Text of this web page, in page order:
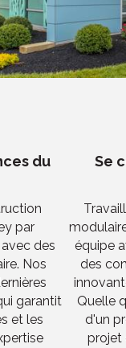
du
par
des
Nos
garantit
et les
Se
équipe
des
Quelle
d'un
projet